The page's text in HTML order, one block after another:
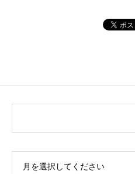
月を選択してください